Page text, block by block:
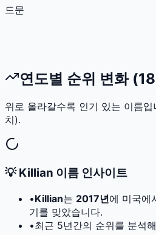
드문
연도별 순위 변화
위로 올라갈수록 인기 있는 이름
치).
💡Killian 이름 인사이트
•Killian는 2017년에 미국에
기를 맞았습니다.
•최근 5년간의 순위를 분석